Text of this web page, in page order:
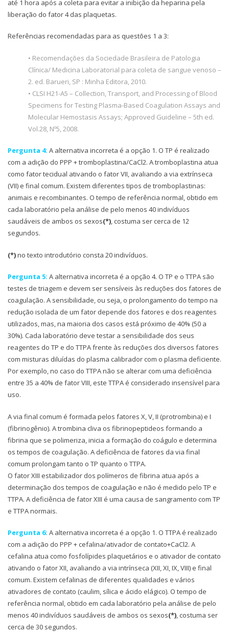
até 1 hora após a coleta para evitar a inibição da heparina pela
liberação do fator 4 das plaquetas.
Referências recomendadas para as questões 1 a 3:
• Recomendações da Sociedade Brasileira de Patologia
Clínica/ Medicina Laboratorial para coleta de sangue venoso –
2. ed. Barueri, SP : Minha Editora, 2010.
• CLSI H21-A5 – Collection, Transport, and Processing of Blood
Specimens for Testing Plasma-Based Coagulation Assays and
Molecular Hemostasis Assays; Approved Guideline – 5th ed.
Vol.28, Nº5, 2008.
Pergunta 4: A alternativa incorreta é a opção 1. O TP é realizado
com a adição do PPP + tromboplastina/CaCl2. A tromboplastina atua
como fator tecidual ativando o fator VII, avaliando a via extrínseca
(VII) e final comum. Existem diferentes tipos de tromboplastinas:
animais e recombinantes. O tempo de referência normal, obtido em
cada laboratório pela análise de pelo menos 40 indivíduos
saudáveis de ambos os sexos(*), costuma ser cerca de 12
segundos.
(*)no texto introdutório consta 20 indivíduos.
Pergunta 5: A alternativa incorreta é a opção 4. O TP e o TTPA são
testes de triagem e devem ser sensíveis às reduções dos fatores de
coagulação. A sensibilidade, ou seja, o prolongamento do tempo na
redução isolada de um fator depende dos fatores e dos reagentes
utilizados, mas, na maioria dos casos está próximo de 40% (50 a
30%). Cada laboratório deve testar a sensibilidade dos seus
reagentes do TP e do TTPA frente às reduções dos diversos fatores
com misturas diluídas do plasma calibrador com o plasma deficiente.
Por exemplo, no caso do TTPA não se alterar com uma deficiência
entre 35 a 40% de fator VIII, este TTPA é considerado insensível para
uso.
A via final comum é formada pelos fatores X, V, II (protrombina) e I
(fibrinogênio). A trombina cliva os fibrinopeptideos formando a
fibrina que se polimeriza, inicia a formação do coágulo e determina
os tempos de coagulação. A deficiência de fatores da via final
comum prolongam tanto o TP quanto o TTPA.
O fator XIII estabilizador dos polímeros de fibrina atua após a
determinação dos tempos de coagulação e não é medido pelo TP e
TTPA. A deficiência de fator XIII é uma causa de sangramento com TP
e TTPA normais.
Pergunta 6: A alternativa incorreta é a opção 1. O TTPA é realizado
com a adição do PPP + cefalina/ativador de contato+CaCl2. A
cefalina atua como fosfolípides plaquetários e o ativador de contato
ativando o fator XII, avaliando a via intrínseca (XII, XI, IX, VIII) e final
comum. Existem cefalinas de diferentes qualidades e vários
ativadores de contato (caulim, sílica e ácido elágico). O tempo de
referência normal, obtido em cada laboratório pela análise de pelo
menos 40 indivíduos saudáveis de ambos os sexos(*), costuma ser
cerca de 30 segundos.